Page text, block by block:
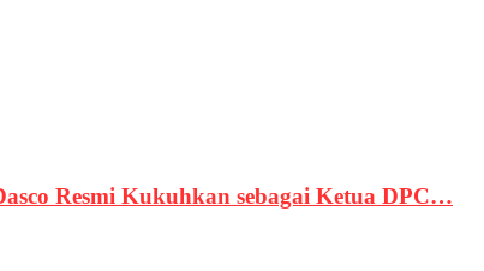
Resmi Kukuhkan sebagai Ketua DPC…